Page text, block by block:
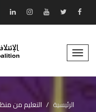
Toggle
الرئيسية التعليم من